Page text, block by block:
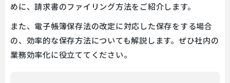
めに、請求書のファイリング方法をご紹介します。
また、電子帳簿保存法の改定に対応した保存をする場合
の、効率的な保存方法についても解説します。ぜひ社内の
業務効率化に役立ててください。